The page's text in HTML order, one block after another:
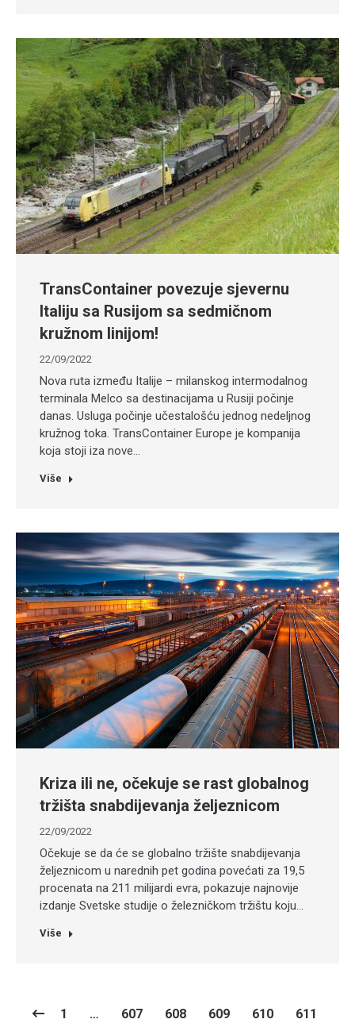
TransContainer povezuje sjevernu
Italiju sa Rusijom sa sedmičnom
kružnom linijom!
22/09/2022
Nova ruta između Italije – milanskog intermodalnog
terminala Melco sa destinacijama u Rusiji počinje
danas. Usluga počinje učestalošću jednog nedeljnog
kružnog toka. TransContainer Europe je kompanija
koja stoji iza nove…
Više
Kriza ili ne, očekuje se rast globalnog
tržišta snabdijevanja željeznicom
22/09/2022
Očekuje se da će se globalno tržište snabdijevanja
željeznicom u narednih pet godina povećati za 19,5
procenata na 211 milijardi evra, pokazuje najnovije
izdanje Svetske studije o železničkom tržištu koju…
Više
1 … 607 608 609 610 611